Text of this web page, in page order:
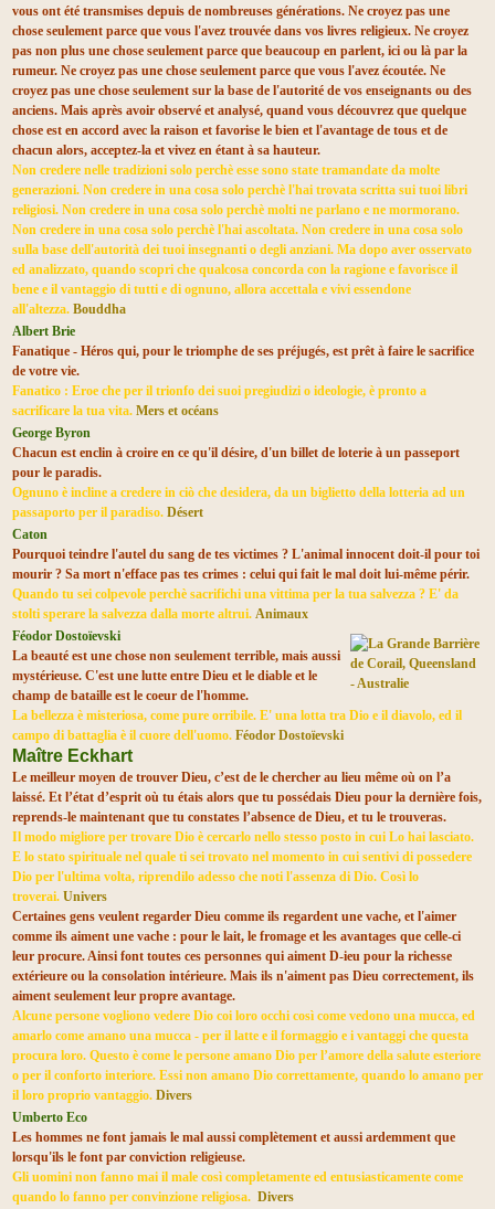
vous ont été transmises depuis de nombreuses générations. Ne croyez pas une
chose seulement parce que vous l'avez trouvée dans vos livres religieux. Ne croyez
pas non plus une chose seulement parce que beaucoup en parlent, ici ou là par la
rumeur. Ne croyez pas une chose seulement parce que vous l'avez écoutée. Ne
croyez pas une chose seulement sur la base de l'autorité de vos enseignants ou des
anciens. Mais après avoir observé et analysé, quand vous découvrez que quelque
chose est en accord avec la raison et favorise le bien et l'avantage de tous et de
chacun alors, acceptez-la et vivez en étant à sa hauteur.
Non credere nelle tradizioni solo perchè esse sono state tramandate da molte
generazioni. Non credere in una cosa solo perchè l'hai trovata scritta sui tuoi libri
religiosi. Non credere in una cosa solo perchè molti ne parlano e ne mormorano.
Non credere in una cosa solo perchè l'hai ascoltata. Non credere in una cosa solo
sulla base dell'autorità dei tuoi insegnanti o degli anziani. Ma dopo aver osservato
ed analizzato, quando scopri che qualcosa concorda con la ragione e favorisce il
bene e il vantaggio di tutti e di ognuno, allora accettala e vivi essendone
all'altezza. Bouddha
Albert Brie
Fanatique - Héros qui, pour le triomphe de ses préjugés, est prêt à faire le sacrifice
de votre vie.
Fanatico : Eroe che per il trionfo dei suoi pregiudizi o ideologie, è pronto a
sacrificare la tua vita. Mers et océans
George Byron
Chacun est enclin à croire en ce qu'il désire, d'un billet de loterie à un passeport
pour le paradis.
Ognuno è incline a credere in ciò che desidera, da un biglietto della lotteria ad un
passaporto per il paradiso. Désert
Caton
Pourquoi teindre l'autel du sang de tes victimes ? L'animal innocent doit-il pour toi
mourir ? Sa mort n'efface pas tes crimes : celui qui fait le mal doit lui-même périr.
Quando tu sei colpevole perchè sacrifichi una vittima per la tua salvezza ? E' da
stolti sperare la salvezza dalla morte altrui. Animaux
Féodor Dostoïevski
La beauté est une chose non seulement terrible, mais aussi
mystérieuse. C'est une lutte entre Dieu et le diable et le
champ de bataille est le coeur de l'homme.
La bellezza è misteriosa, come pure orribile. E' una lotta tra Dio e il diavolo, ed il
campo di battaglia è il cuore dell'uomo. Féodor Dostoïevski
Maître Eckhart
Le meilleur moyen de trouver Dieu, c’est de le chercher au lieu même où on l’a
laissé. Et l’état d’esprit où tu étais alors que tu possédais Dieu pour la dernière fois,
reprends-le maintenant que tu constates l’absence de Dieu, et tu le trouveras.
Il modo migliore per trovare Dio è cercarlo nello stesso posto in cui Lo hai lasciato.
E lo stato spirituale nel quale ti sei trovato nel momento in cui sentivi di possedere
Dio per l'ultima volta, riprendilo adesso che noti l'assenza di Dio. Così lo
troverai. Univers
Certaines gens veulent regarder Dieu comme ils regardent une vache, et l'aimer
comme ils aiment une vache : pour le lait, le fromage et les avantages que celle-ci
leur procure. Ainsi font toutes ces personnes qui aiment D-ieu pour la richesse
extérieure ou la consolation intérieure. Mais ils n'aiment pas Dieu correctement, ils
aiment seulement leur propre avantage.
Alcune persone vogliono vedere Dio coi loro occhi così come vedono una mucca, ed
amarlo come amano una mucca - per il latte e il formaggio e i vantaggi che questa
procura loro. Questo è come le persone amano Dio per l’amore della salute esteriore
o per il conforto interiore. Essi non amano Dio correttamente, quando lo amano per
il loro proprio vantaggio. Divers
Umberto Eco
Les hommes ne font jamais le mal aussi complètement et aussi ardemment que
lorsqu'ils le font par conviction religieuse.
Gli uomini non fanno mai il male così completamente ed entusiasticamente come
quando lo fanno per convinzione religiosa. Divers